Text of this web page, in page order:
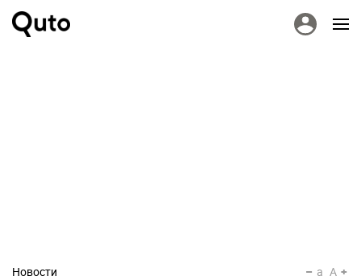
Новости
a A